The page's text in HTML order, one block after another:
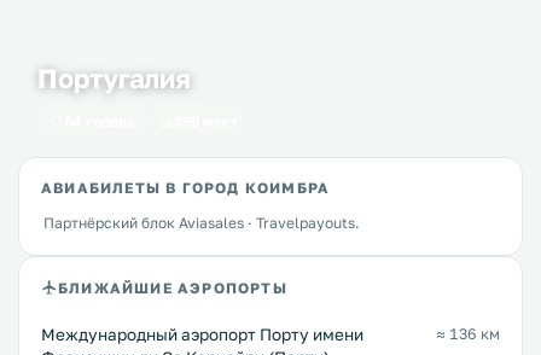
Португалия
АВИАБИЛЕТЫ В ГОРОД КОИМБРА
Партнёрский блок Aviasales · Travelpayouts.
БЛИЖАЙШИЕ АЭРОПОРТЫ
Международный аэропорт Порту имени
≈ 136 км